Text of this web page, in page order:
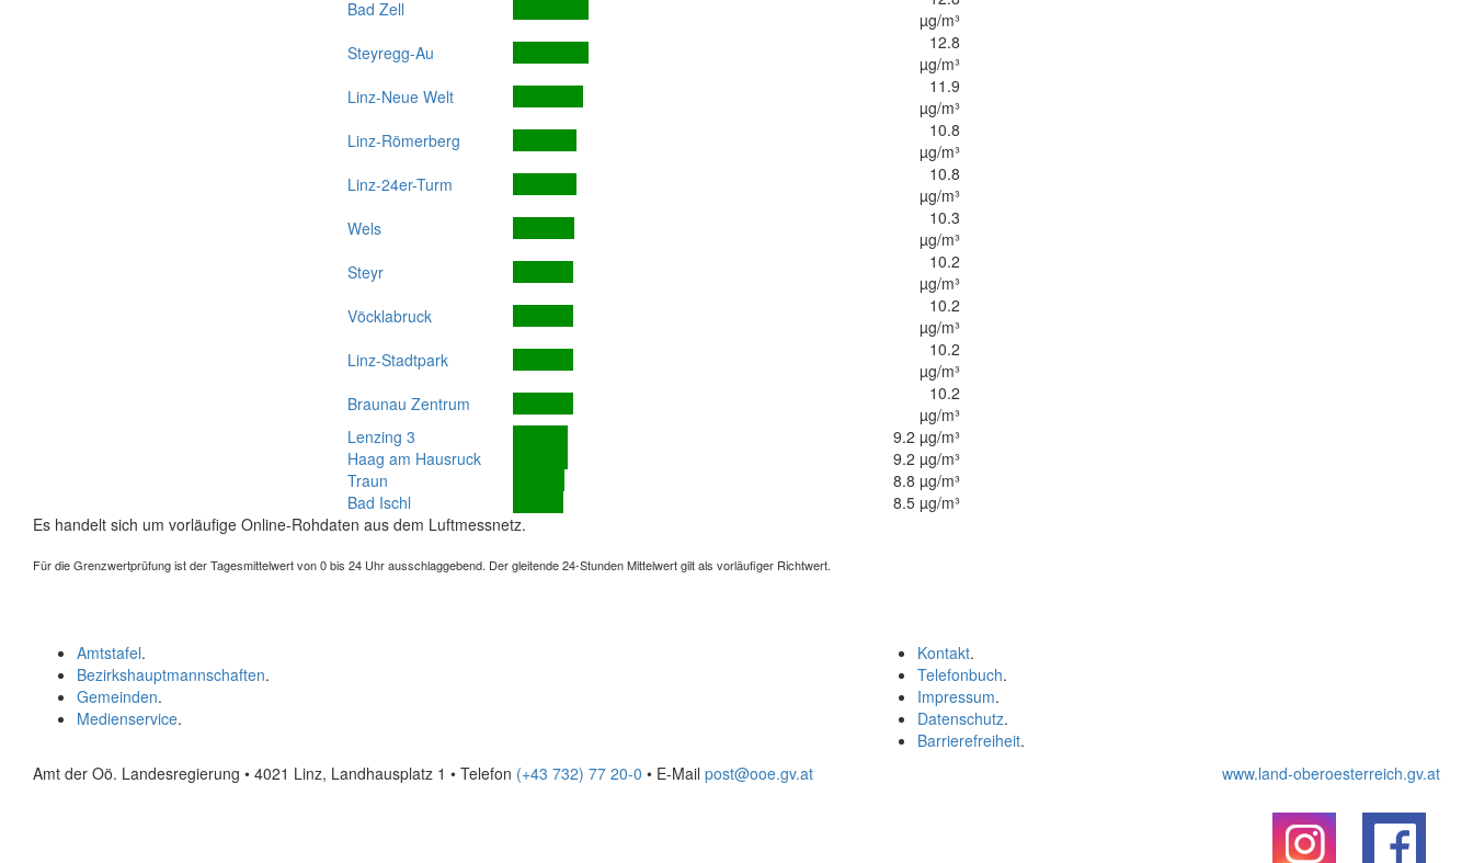
Bad Zell
µg/m³
Steyregg-Au
12.8
µg/m³
Linz-Neue Welt
11.9
µg/m³
Linz-Römerberg
10.8
µg/m³
Linz-24er-Turm
10.8
µg/m³
Wels
10.3
µg/m³
Steyr
10.2
µg/m³
Vöcklabruck
10.2
µg/m³
Linz-Stadtpark
10.2
µg/m³
Braunau Zentrum
10.2
µg/m³
Lenzing 3
9.2 µg/m³
Haag am Hausruck
9.2 µg/m³
Traun
8.8 µg/m³
Bad Ischl
8.5 µg/m³
Es handelt sich um vorläufige Online-Rohdaten aus dem Luftmessnetz.
Für die Grenzwertprüfung ist der Tagesmittelwert von 0 bis 24 Uhr ausschlaggebend. Der gleitende 24-Stunden Mittelwert gilt als vorläufiger Richtwert.
Kontakt.
Telefonbuch.
Impressum.
Datenschutz.
Barrierefreiheit.
Amtstafel.
Bezirkshauptmannschaften.
Gemeinden.
Medienservice.
Amt der Oö. Landesregierung • 4021 Linz, Landhausplatz 1 • Telefon (+43 732) 77 20-0 • E-Mail post@ooe.gv.at www.land-oberoesterreich.gv.at